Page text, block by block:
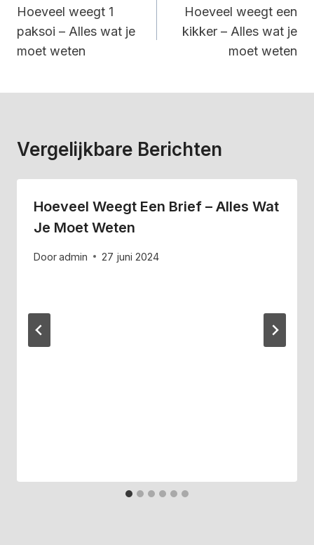
Navigatie
Hoeveel weegt 1
paksoi – Alles wat je
moet weten
Hoeveel weegt een
kikker – Alles wat je
moet weten
Vergelijkbare Berichten
Hoeveel Weegt Een Brief – Alles Wat
Je Moet Weten
Dooradmin 27 juni 2024